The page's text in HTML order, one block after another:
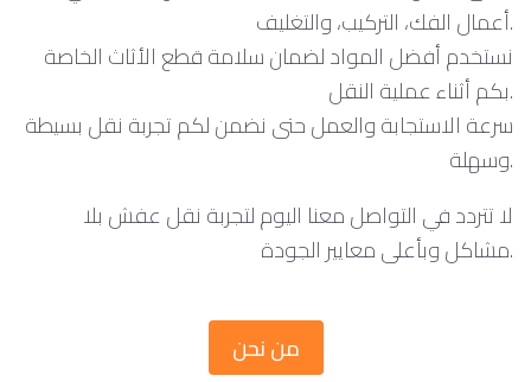
أعمال الفك، التركيب، والتغليف.
نستخدم أفضل المواد لضمان سلامة قطع الأثاث الخاصة
بكم أثناء عملية النقل.
سرعة الاستجابة والعمل حتى نضمن لكم تجربة نقل بسيطة
وسهلة.
لا تتردد في التواصل معنا اليوم لتجربة نقل عفش بلا
مشاكل وبأعلى معايير الجودة.
من نحن